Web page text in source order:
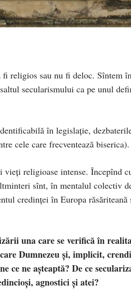
fi religios sau nu fi deloc. Sîntem
secularismului ca pe unul
în legislație,
cele care frecventează biserica).
vieți religioase intense. Începînd
sînt, în mentalul colectiv
credinței în Europa
una care se verifică în
Dumnezeu și, implicit,
ce ne așteaptă? De ce
agnostici şi atei?